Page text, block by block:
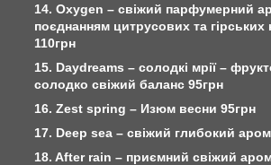
14. Oxygen – свіжий парфумерний
поєднанням цитрусових та гірських
110грн
15. Daydreams – солодкі мрії –
солодко свіжий баланс 95грн
16. Zest spring – Изюм весни 95грн
17. Deep sea – свіжий глибокий
18. After rain – приємний свіжий